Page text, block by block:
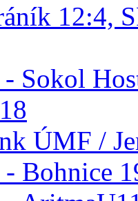
12:4,
- Sokol
ÚMF /
- Bohnice